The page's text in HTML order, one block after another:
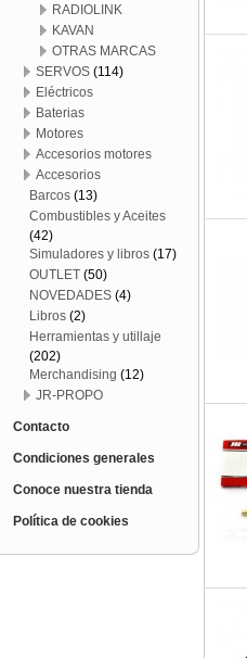
RADIOLINK
KAVAN
OTRAS MARCAS
SERVOS (114)
Eléctricos
Baterias
Motores
Accesorios motores
Accesorios
Barcos (13)
Combustibles y Aceites
(42)
Simuladores y libros (17)
OUTLET (50)
NOVEDADES (4)
Libros (2)
Herramientas y utillaje
(202)
Merchandising (12)
JR-PROPO
Contacto
Condiciones generales
Conoce nuestra tienda
Política de cookies